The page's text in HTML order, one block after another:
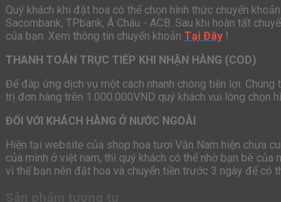
Quý khách khi đặt hoa có thể chọn hình thức chuyển
Sacombank, TPbank, Á Châu - ACB. Sau khi hoàn tất
của bạn. Xem thông tin chuyển khoản Tại Đây !
THANH TOÁN TRỰC TIẾP KHI NHẬN HÀNG (COD)
Để đáp ứng dịch vụ một cách nhanh chóng tiện lợi.
trị đơn hàng trên 1.000.000VND quý khách vui lòng chọn
ĐỐI VỚI KHÁCH HÀNG Ở NƯỚC NGOÀI
Hiện tại website của shop hoa tươi Văn Nam hiện chưa
của mình ở việt nam, thì quý khách có thể nhờ bạn bè
vì thế bạn nên đặt hoa và chuyển tiền trước 3 ngày để có